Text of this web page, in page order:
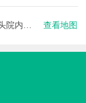
查看地图